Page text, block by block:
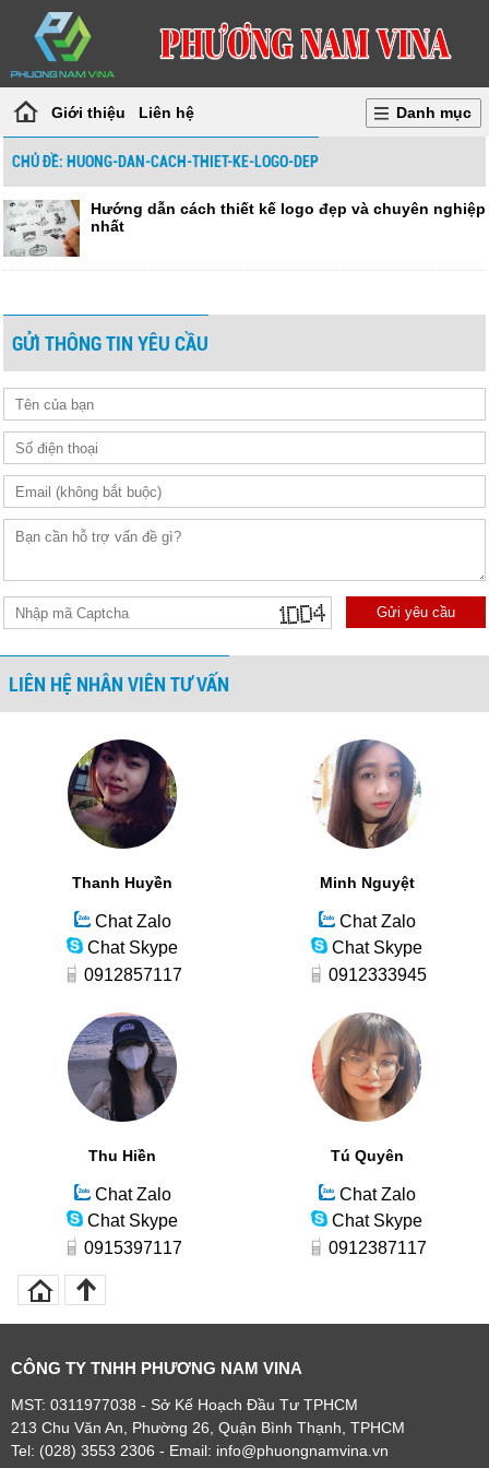
Giới thiệu Liên hệ Danh mục
CHỦ ĐỀ: HUONG-DAN-CACH-THIET-KE-LOGO-DEP
Hướng dẫn cách thiết kế logo đẹp và chuyên nghiệp
nhất
GỬI THÔNG TIN YÊU CẦU
Gửi yêu cầu
LIÊN HỆ NHÂN VIÊN TƯ VẤN
Thanh Huyền
Chat Zalo
Chat Skype
0912857117
Minh Nguyệt
Chat Zalo
Chat Skype
0912333945
Thu Hiền
Chat Zalo
Chat Skype
0915397117
Tú Quyên
Chat Zalo
Chat Skype
0912387117
CÔNG TY TNHH PHƯƠNG NAM VINA
MST: 0311977038 - Sở Kế Hoạch Đầu Tư TPHCM
213 Chu Văn An, Phường 26, Quận Bình Thạnh, TPHCM
Tel: (028) 3553 2306 - Email: info@phuongnamvina.vn